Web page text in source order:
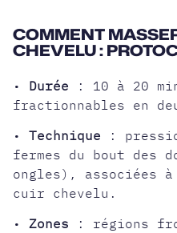
COMMENT
CHEVELU :
• Durée : 10 à 20
fractionnables en
•Technique :
fermes du bout des
ongles), associées à
cuir chevelu.
•Zones : régions